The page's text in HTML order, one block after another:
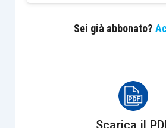
alla società Beta Srl un
, prezzo che viene
10.000 alla consegna(che
Sei già abbonato?
Scarica il